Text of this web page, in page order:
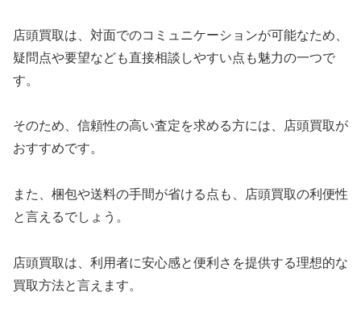
店頭買取は、対面でのコミュニケーションが可能なため、
疑問点や要望なども直接相談しやすい点も魅力の一つで
す。
そのため、信頼性の高い査定を求める方には、店頭買取が
おすすめです。
また、梱包や送料の手間が省ける点も、店頭買取の利便性
と言えるでしょう。
店頭買取は、利用者に安心感と便利さを提供する理想的な
買取方法と言えます。